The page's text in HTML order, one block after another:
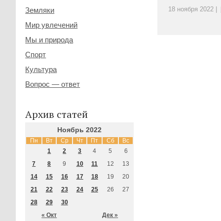
18 ноября 2022 |
Земляки
Мир увлечений
Мы и природа
Спорт
Культура
Вопрос — ответ
Архив статей
Ноябрь 2022
Пн Вт Ср Чт Пт Сб Вс
« Окт Дек »
1 2 3 4 5
6
7
8 9 10 11 12
13
14
15 16 17 18 19
20
21
22 23 24 25 26
27
28
29 30